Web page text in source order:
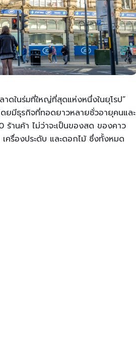
ดในร่มที่ใหญ่ที่สุดแห่งหนึ่งในยุโรป”
ยมีธุรกิจที่ทอดยาวหลายชั่วอายุคนและ
านค้า ไม่ว่าจะเป็นของสด ของคาว
ครื่องประดับ และดอกไม้ ซึ่งทั้งหมด